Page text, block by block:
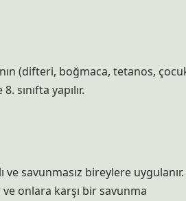
(difteri, boğmaca, tetanos,
sınıfta yapılır.
savunmasız bireylere uygulanır.
onlara karşı bir savunma